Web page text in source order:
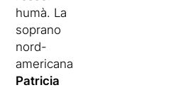
humà. La
soprano
nord-
americana
Patricia